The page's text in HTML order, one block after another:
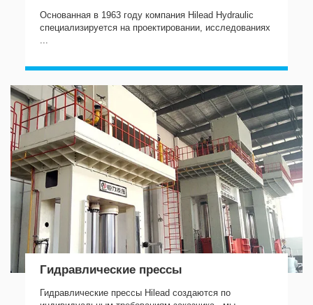
Основанная в 1963 году компания Hilead Hydraulic
специализируется на проектировании, исследованиях
...
Гидравлические прессы
Гидравлические прессы Hilead создаются по